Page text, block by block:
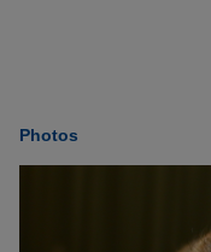
Photos